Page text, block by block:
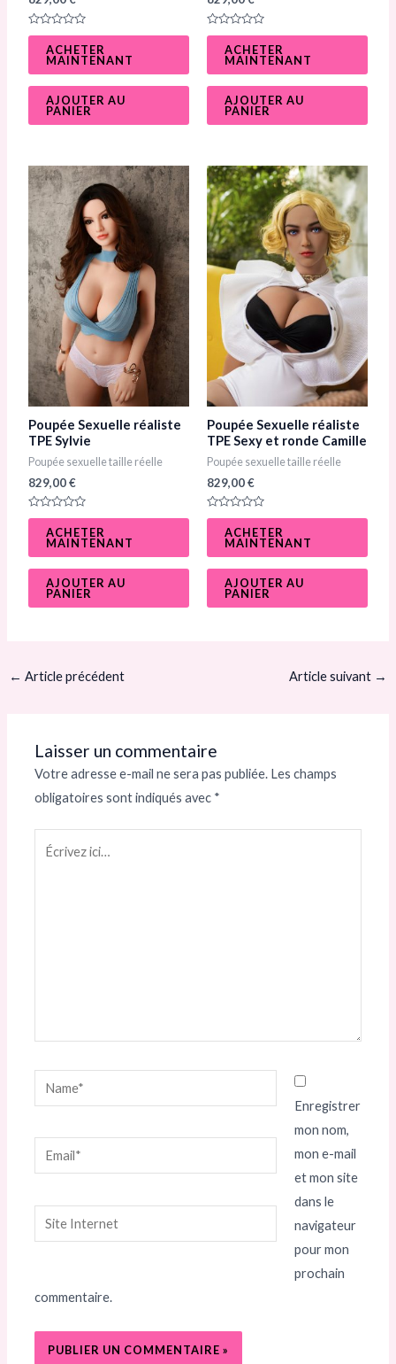
N
0
s
ACHETER
MAINTENANT
AJOUTER AU
PANIER
N
0
s
ACHETER
MAINTENANT
AJOUTER AU
PANIER
Poupée Sexuelle réaliste
TPE Sylvie
Poupée sexuelle taille réelle
829,00€
N
0
s
ACHETER
MAINTENANT
AJOUTER AU
PANIER
Poupée Sexuelle réaliste
TPE Sexy et ronde Camille​
Poupée sexuelle taille réelle
829,00€
N
0
s
ACHETER
MAINTENANT
AJOUTER AU
PANIER
← Article précédent Article suivant →
Laisser un commentaire
Votre adresse e-mail ne sera pas publiée. Les champs
obligatoires sont indiqués avec *
Name*
Email*
Site
Internet
Enregistrer
mon nom,
mon e-mail
et mon site
dans le
navigateur
pour mon
prochain
commentaire.